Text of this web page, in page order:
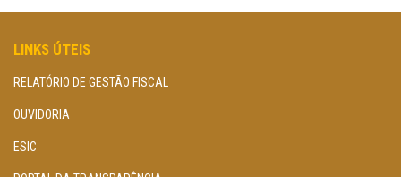
LINKS ÚTEIS
RELATÓRIO DE GESTÃO FISCAL
OUVIDORIA
ESIC